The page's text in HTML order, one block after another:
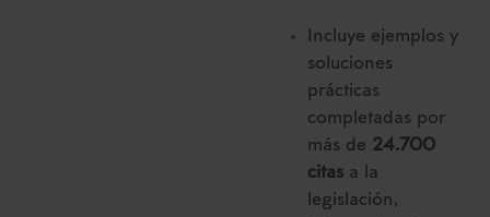
Incluye ejemplos y
soluciones
prácticas
completadas por
más de 24.700
citas a la
legislación,